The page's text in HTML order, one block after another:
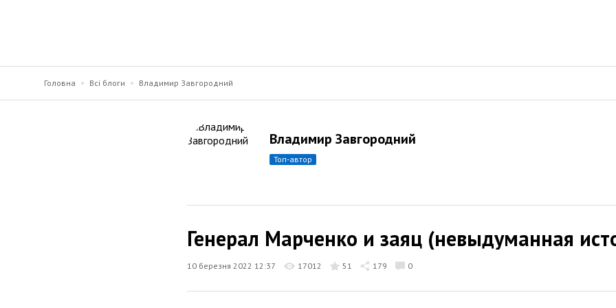
Головна Всі блоги Владимир Завгородний
Владимир Завгородний
топ-автор
Генерал Марченко и заяц (невыдуманная
10 березня 2022 12:37 17012 51 179 0